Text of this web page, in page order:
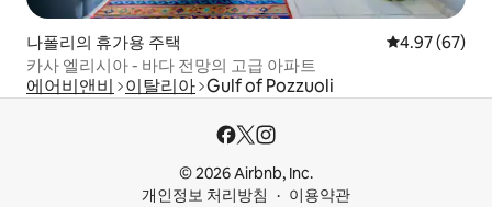
나폴리의 휴가용 주택 평점 4.97점(5
4.97 (67)
카사 엘리시아 - 바다 전망의 고급 아파트
에어비앤비 이탈리아 Gulf of Pozzuoli
© 2026 Airbnb, Inc.
개인정보 처리방침
이용약관